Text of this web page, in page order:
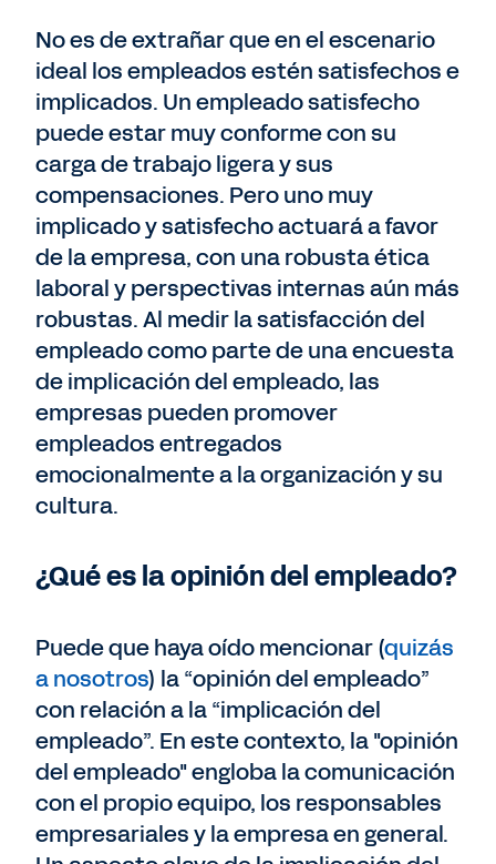
No es de extrañar que en el escenario
ideal los empleados estén satisfechos e
implicados. Un empleado satisfecho
puede estar muy conforme con su
carga de trabajo ligera y sus
compensaciones. Pero uno muy
implicado y satisfecho actuará a favor
de la empresa, con una robusta ética
laboral y perspectivas internas aún más
robustas. Al medir la satisfacción del
empleado como parte de una encuesta
de implicación del empleado, las
empresas pueden promover
empleados entregados
emocionalmente a la organización y su
cultura.
¿Qué es la opinión del empleado?
Puede que haya oído mencionar (quizás
a nosotros) la “opinión del empleado”
con relación a la “implicación del
empleado”. En este contexto, la "opinión
del empleado" engloba la comunicación
con el propio equipo, los responsables
empresariales y la empresa en general.